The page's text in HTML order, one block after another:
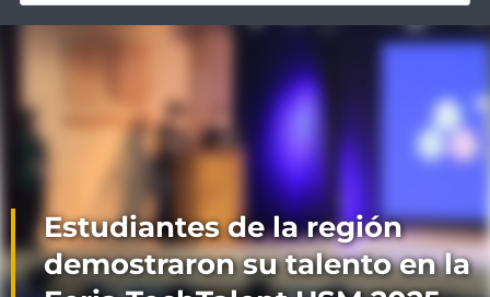
Estudiantes de la región
demostraron su talento en la